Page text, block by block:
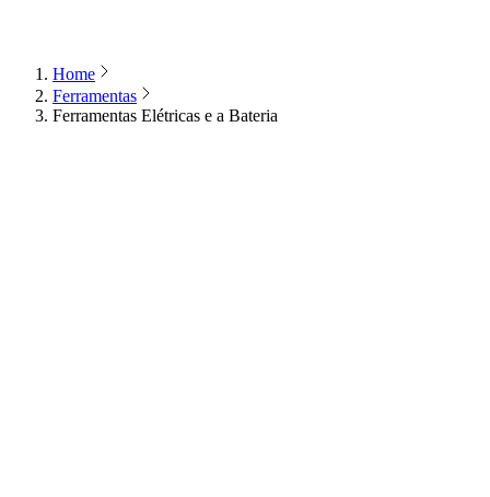
Home
Ferramentas
Ferramentas Elétricas e a Bateria